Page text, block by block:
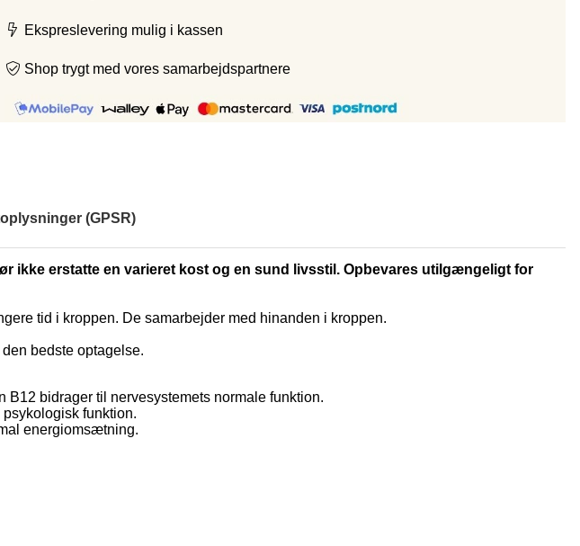
Ekspreslevering mulig i kassen
Shop trygt med vores samarbejdspartnere
(GPSR)
ikke erstatte en varieret kost og en sund livsstil. Opbevares utilgængeligt for
tid i kroppen. De samarbejder med hinanden i kroppen.
bedste optagelse.
bidrager til nervesystemets normale funktion.
funktion.
energiomsætning.